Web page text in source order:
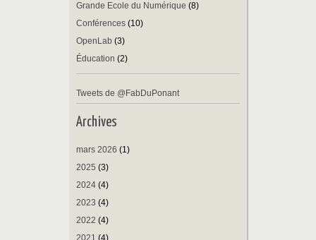
Grande Ecole du Numérique (8)
Conférences (10)
OpenLab (3)
Éducation (2)
Tweets de @FabDuPonant
Archives
mars 2026 (1)
2025 (3)
2024 (4)
2023 (4)
2022 (4)
2021 (4)